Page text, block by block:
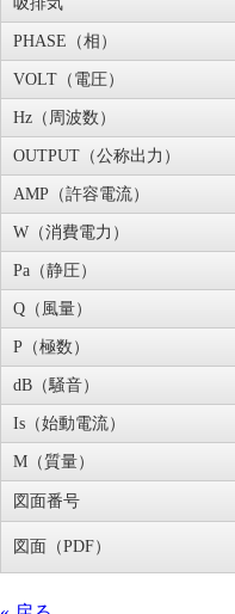
PHASE（相）
VOLT（電圧）
Hz（周波数）
OUTPUT（公称出力）
AMP（許容電流）
W（消費電力）
Pa（静圧）
Q（風量）
P（極数）
dB（騒音）
Is（始動電流）
M（質量）
図面番号
図面（PDF）